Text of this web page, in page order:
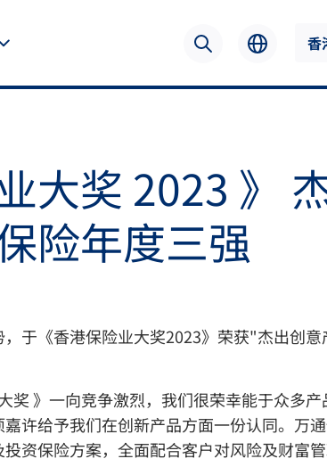
香
大奖 2023 》
险年度三强
于《香港保险业大奖2023》荣获"杰出创意
》一向竞争激烈，我们很荣幸能于众多
许给予我们在创新产品方面一份认同。万
资保险方案，全面配合客户对风险及财富